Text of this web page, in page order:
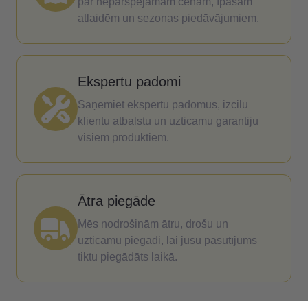
atlaidēm un sezonas piedāvājumiem.
Ekspertu padomi
Saņemiet ekspertu padomus, izcilu
klientu atbalstu un uzticamu garantiju
visiem produktiem.
Ātra piegāde
Mēs nodrošinām ātru, drošu un
uzticamu piegādi, lai jūsu pasūtījums
tiktu piegādāts laikā.